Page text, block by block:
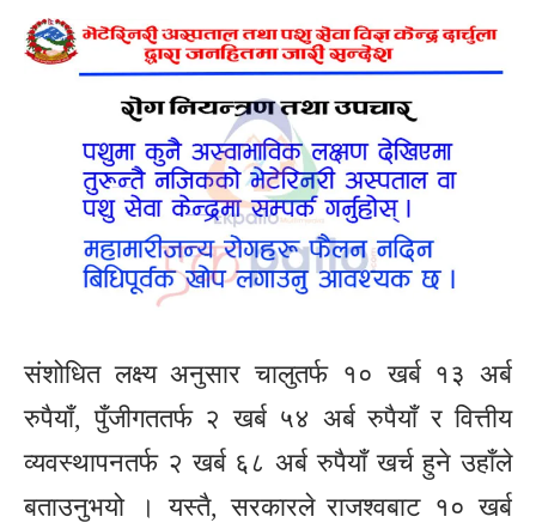
संशोधित लक्ष्य अनुसार चालुतर्फ १० खर्ब १३ अर्ब
रुपैयाँ, पुँजीगततर्फ २ खर्ब ५४ अर्ब रुपैयाँ र वित्तीय
व्यवस्थापनतर्फ २ खर्ब ६८ अर्ब रुपैयाँ खर्च हुने उहाँले
बताउनुभयो । यस्तै, सरकारले राजश्वबाट १० खर्ब